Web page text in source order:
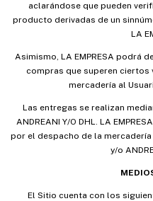
aclarándose que pueden
producto derivadas de un
LA
Asimismo, LA EMPRESA podrá
compras que superen
mercadería al
Las entregas se realizan
ANDREANI Y/O DHL. LA
por el despacho de la mercadería
y/o
El Sitio cuenta con los